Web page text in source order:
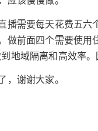
播需要每天花费五
做前面四个需要使
地域隔离和高效率
谢谢大家。